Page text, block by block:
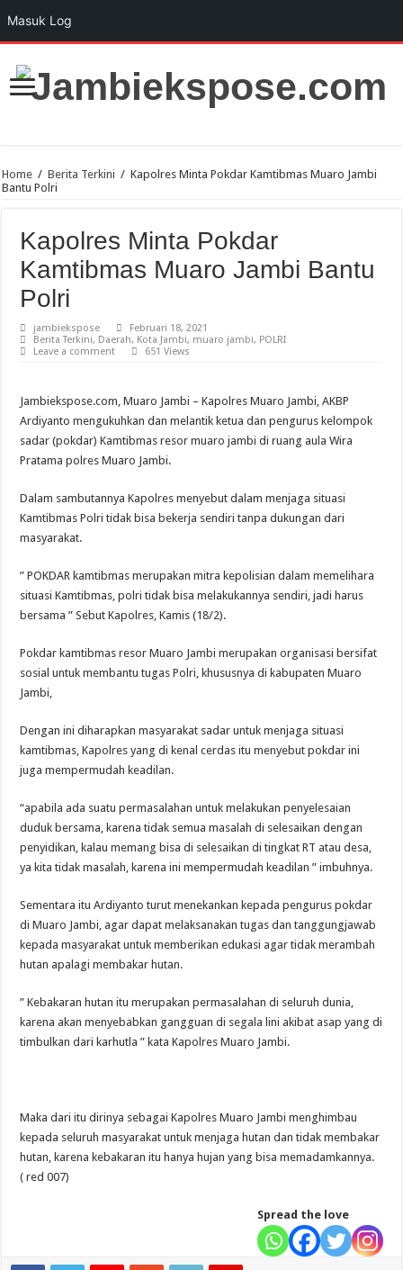
Home / Berita Terkini / Kapolres Minta Pokdar Kamtibmas Muaro Jambi
Bantu Polri
Kapolres Minta Pokdar
Kamtibmas Muaro Jambi Bantu
Polri
jambiekspose
Februari 18, 2021
Berita Terkini, Daerah, Kota Jambi, muaro jambi, POLRI
Leave a comment
651 Views
Jambiekspose.com, Muaro Jambi – Kapolres Muaro Jambi, AKBP
Ardiyanto mengukuhkan dan melantik ketua dan pengurus kelompok
sadar (pokdar) Kamtibmas resor muaro jambi di ruang aula Wira
Pratama polres Muaro Jambi.
Dalam sambutannya Kapolres menyebut dalam menjaga situasi
Kamtibmas Polri tidak bisa bekerja sendiri tanpa dukungan dari
masyarakat.
” POKDAR kamtibmas merupakan mitra kepolisian dalam memelihara
situasi Kamtibmas, polri tidak bisa melakukannya sendiri, jadi harus
bersama ” Sebut Kapolres, Kamis (18/2).
Pokdar kamtibmas resor Muaro Jambi merupakan organisasi bersifat
sosial untuk membantu tugas Polri, khususnya di kabupaten Muaro
Jambi,
Dengan ini diharapkan masyarakat sadar untuk menjaga situasi
kamtibmas, Kapolres yang di kenal cerdas itu menyebut pokdar ini
juga mempermudah keadilan.
“apabila ada suatu permasalahan untuk melakukan penyelesaian
duduk bersama, karena tidak semua masalah di selesaikan dengan
penyidikan, kalau memang bisa di selesaikan di tingkat RT atau desa,
ya kita tidak masalah, karena ini mempermudah keadilan ” imbuhnya.
Sementara itu Ardiyanto turut menekankan kepada pengurus pokdar
di Muaro Jambi, agar dapat melaksanakan tugas dan tanggungjawab
kepada masyarakat untuk memberikan edukasi agar tidak merambah
hutan apalagi membakar hutan.
” Kebakaran hutan itu merupakan permasalahan di seluruh dunia,
karena akan menyebabkan gangguan di segala lini akibat asap yang di
timbulkan dari karhutla ” kata Kapolres Muaro Jambi.
Maka dari itu dirinya sebagai Kapolres Muaro Jambi menghimbau
kepada seluruh masyarakat untuk menjaga hutan dan tidak membakar
hutan, karena kebakaran itu hanya hujan yang bisa memadamkannya.
( red 007)
Spread the love
Masuk Log